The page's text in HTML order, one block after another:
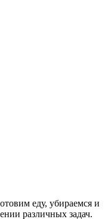
еду, убираемся и
различных задач.